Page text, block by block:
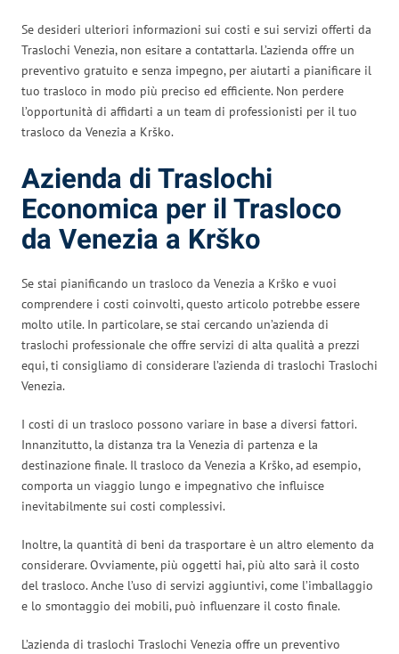
Se desideri ulteriori informazioni sui costi e sui servizi offerti da
Traslochi Venezia, non esitare a contattarla. L’azienda offre un
preventivo gratuito e senza impegno, per aiutarti a pianificare il
tuo trasloco in modo più preciso ed efficiente. Non perdere
l’opportunità di affidarti a un team di professionisti per il tuo
trasloco da Venezia a Krško.
Azienda di Traslochi
Economica per il Trasloco
da Venezia a Krško
Se stai pianificando un trasloco da Venezia a Krško e vuoi
comprendere i costi coinvolti, questo articolo potrebbe essere
molto utile. In particolare, se stai cercando un’azienda di
traslochi professionale che offre servizi di alta qualità a prezzi
equi, ti consigliamo di considerare l’azienda di traslochi Traslochi
Venezia.
I costi di un trasloco possono variare in base a diversi fattori.
Innanzitutto, la distanza tra la Venezia di partenza e la
destinazione finale. Il trasloco da Venezia a Krško, ad esempio,
comporta un viaggio lungo e impegnativo che influisce
inevitabilmente sui costi complessivi.
Inoltre, la quantità di beni da trasportare è un altro elemento da
considerare. Ovviamente, più oggetti hai, più alto sarà il costo
del trasloco. Anche l’uso di servizi aggiuntivi, come l’imballaggio
e lo smontaggio dei mobili, può influenzare il costo finale.
L’azienda di traslochi Traslochi Venezia offre un preventivo